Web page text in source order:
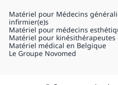
Matériel pour Médecins
infirmier(e)s
Matériel pour médecins
Matériel pour kinésithérapeutes
Matériel médical en Belgique
Le Groupe Novomed